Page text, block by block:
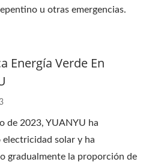
u otras emergencias.
Energía Verde En
de 2023, YUANYU ha
electricidad solar y ha
gradualmente la proporción de